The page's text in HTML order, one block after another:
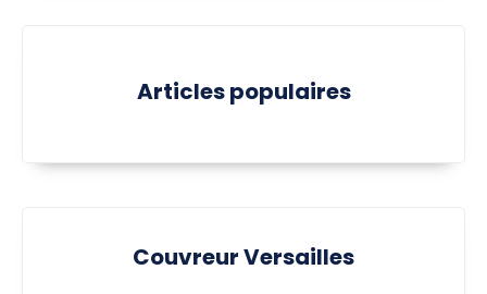
Articles populaires
Couvreur Versailles